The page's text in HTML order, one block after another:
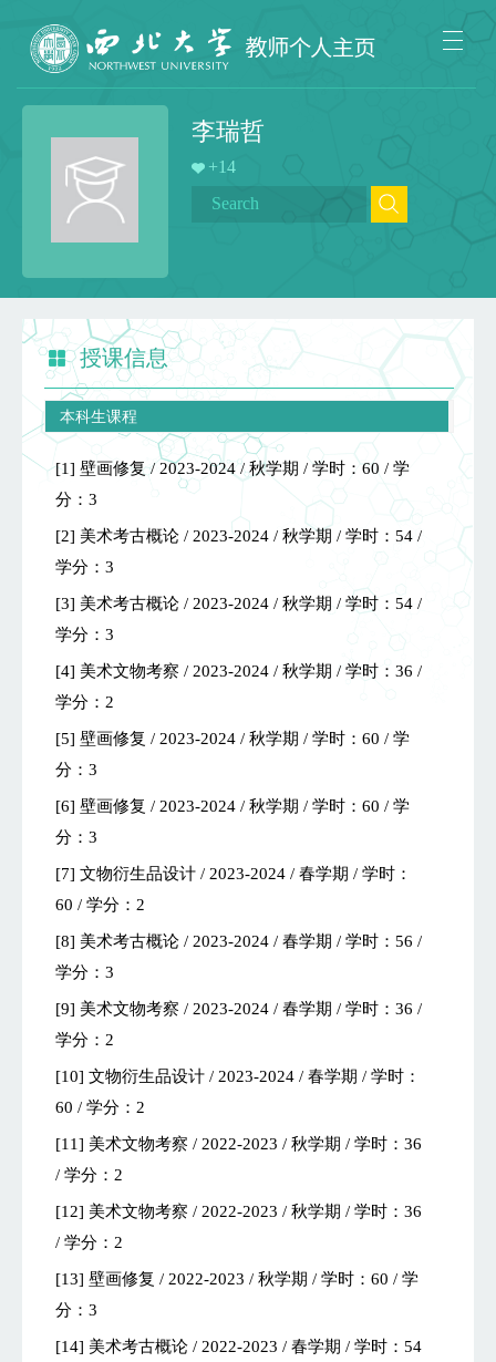
李瑞哲
+14
授课信息
本科生课程
[1] 壁画修复 / 2023-2024 / 秋学期 / 学时：60 / 学
分：3
[2] 美术考古概论 / 2023-2024 / 秋学期 / 学时：54 /
学分：3
[3] 美术考古概论 / 2023-2024 / 秋学期 / 学时：54 /
学分：3
[4] 美术文物考察 / 2023-2024 / 秋学期 / 学时：36 /
学分：2
[5] 壁画修复 / 2023-2024 / 秋学期 / 学时：60 / 学
分：3
[6] 壁画修复 / 2023-2024 / 秋学期 / 学时：60 / 学
分：3
[7] 文物衍生品设计 / 2023-2024 / 春学期 / 学时：
60 / 学分：2
[8] 美术考古概论 / 2023-2024 / 春学期 / 学时：56 /
学分：3
[9] 美术文物考察 / 2023-2024 / 春学期 / 学时：36 /
学分：2
[10] 文物衍生品设计 / 2023-2024 / 春学期 / 学时：
60 / 学分：2
[11] 美术文物考察 / 2022-2023 / 秋学期 / 学时：36
/ 学分：2
[12] 美术文物考察 / 2022-2023 / 秋学期 / 学时：36
/ 学分：2
[13] 壁画修复 / 2022-2023 / 秋学期 / 学时：60 / 学
分：3
[14] 美术考古概论 / 2022-2023 / 春学期 / 学时：54